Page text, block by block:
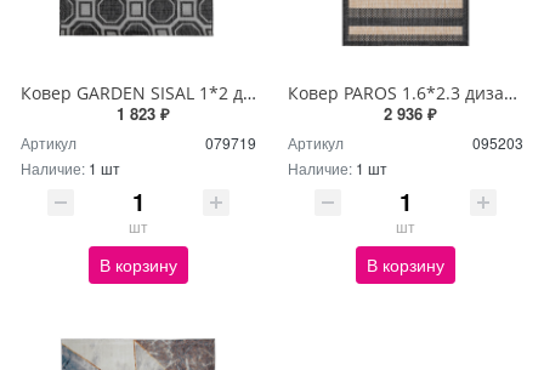
Ковер GARDEN SISAL 1*2 дизайн E4181 BLACK/CREAM
1 823 ₽
Артикул
079719
Наличие: 1 шт
шт
В корзину
Ковер PAROS 1.6*2.3 дизайн A955A BLACK/CREAM
2 936 ₽
Артикул
095203
Наличие: 1 шт
шт
В корзину